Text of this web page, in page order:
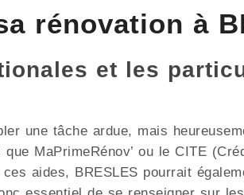
rénovation à
et les
une tâche ardue, mais
MaPrimeRénov’ ou le CITE
aides, BRESLES pourrait